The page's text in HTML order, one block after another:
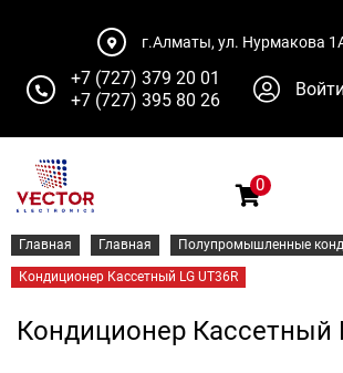
г.Алматы, ул. Нурмакова
+7 (727) 379 20 01
+7 (727) 395 80 26
Войти
0
Главная Главная Полупромышленные
Кондиционер Кассетный LG UT36R
Кондиционер Кассетный